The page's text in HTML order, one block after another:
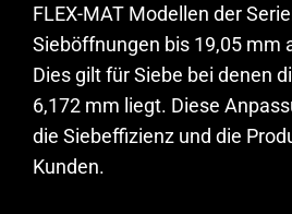
FLEX-MAT Modellen der
Sieböffnungen bis 19,05 mm
Dies gilt für Siebe bei denen
6,172 mm liegt. Diese
die Siebeffizienz und die
Kunden.